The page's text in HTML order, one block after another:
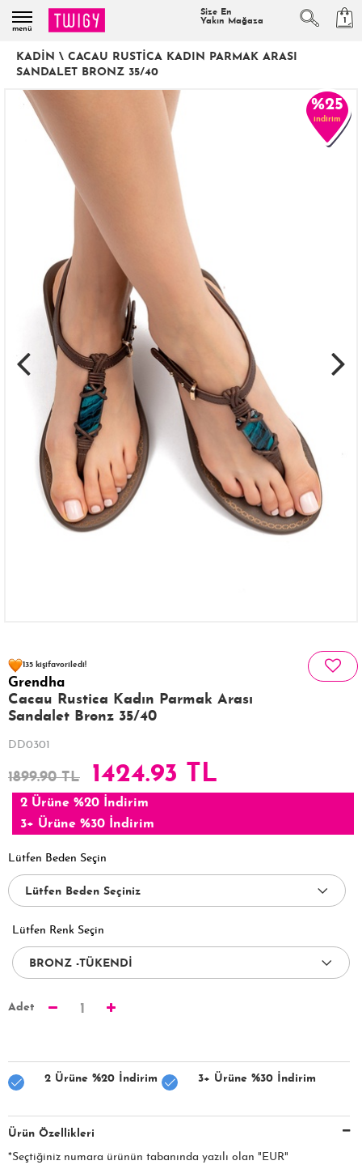
menü
Size En
Yakın Mağaza
1
KADIN \ CACAU RUSTICA KADIN PARMAK ARASI
SANDALET BRONZ 35/40
%25
indirim
135 kişifavoriledi!
38 kişiSatın Aldı!
147 kişiGörüntüledi!
Grendha
Cacau Rustica Kadın Parmak Arası
Sandalet Bronz 35/40
DD0301
1899.90 TL 1424.93 TL
2 Ürüne %20 İndirim
3+ Ürüne %30 İndirim
Lütfen Beden Seçin
Lütfen Renk Seçin
Adet 1
2 Ürüne %20 İndirim 3+ Ürüne %30 İndirim
Ürün Özellikleri
*Seçtiğiniz numara ürünün tabanında yazılı olan "EUR"